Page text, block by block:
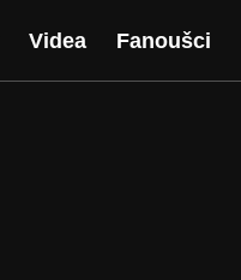
Videa Fanoušci